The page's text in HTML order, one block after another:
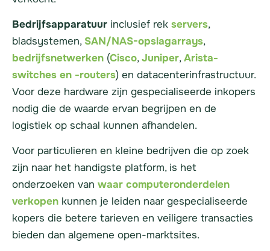
Bedrijfsapparatuur inclusief rek servers,
bladsystemen, SAN/NAS-opslagarrays,
bedrijfsnetwerken (Cisco,Juniper,Arista-
switches en -routers) en datacenterinfrastructuur.
Voor deze hardware zijn gespecialiseerde inkopers
nodig die de waarde ervan begrijpen en de
logistiek op schaal kunnen afhandelen.
Voor particulieren en kleine bedrijven die op zoek
zijn naar het handigste platform, is het
onderzoeken van waar computeronderdelen
verkopen kunnen je leiden naar gespecialiseerde
kopers die betere tarieven en veiligere transacties
bieden dan algemene open-marktsites.